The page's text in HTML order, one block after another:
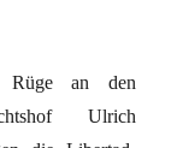
Rüge an den
Ulrich